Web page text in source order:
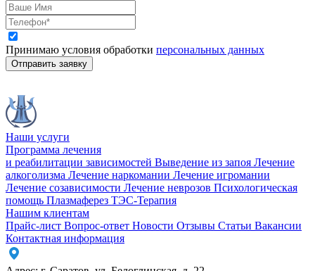
Принимаю условия обработки персональных данных
Отправить заявку
Наши услуги
Программа лечения
и реабилитации зависимостей Выведение из запоя Лечение
алкоголизма Лечение наркомании Лечение игромании
Лечение созависимости Лечение неврозов Психологическая
помощь Плазмаферез ТЭС-Терапия
Нашим клиентам
Прайс-лист Вопрос-ответ Новости Отзывы Статьи Вакансии
Контактная информация